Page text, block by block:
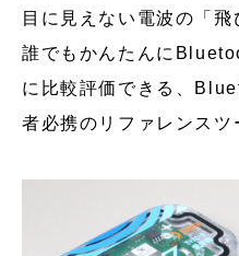
目に見えない電波の「飛
誰でもかんたんに
に比較評価できる、
者必携のリファレンスツ